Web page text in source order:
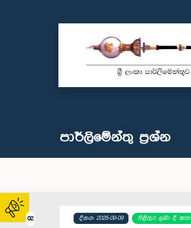
02
පාර්ලි‌මේන්තු‌ ප්‍රශ්න
දිනය: 2025-09-09 පිළිතුර ලබා දී ඇත